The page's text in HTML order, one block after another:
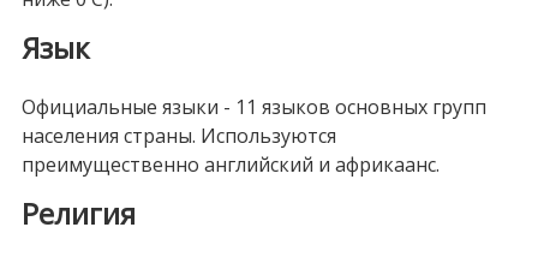
Язык
Официальные языки - 11 языков основных групп
населения страны. Используются
преимущественно английский и африкаанс.
Религия